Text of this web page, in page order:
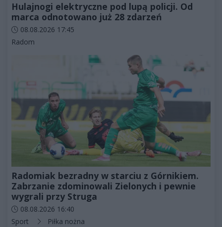
Hulajnogi elektryczne pod lupą policji. Od
marca odnotowano już 28 zdarzeń
Data dodania artykułu:
08.08.2026 17:45
Kategorie artykułu:
Radom
Radomiak bezradny w starciu z Górnikiem.
Zabrzanie zdominowali Zielonych i pewnie
wygrali przy Struga
Data dodania artykułu:
08.08.2026 16:40
Kategorie artykułu:
Sport Piłka nożna